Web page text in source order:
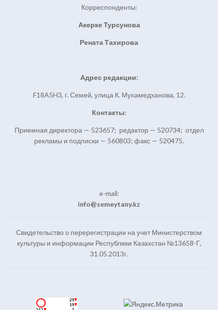
Корреспонденты:
Акерке Турсунова
Рената Тахирова
Адрес редакции:
F18A5H3, г. Семей, улица К. Мухамедханова, 12.
Контакты:
Приемная директора — 523657; редактор — 520734; отдел
рекламы и подписки — 560803; факс — 520475.
e-mail:
info@semeytany.kz
Свидетельство о перерегистрации на учет Министерством
культуры и информации Республики Казахстан №13658-Г,
31.05.2013г.